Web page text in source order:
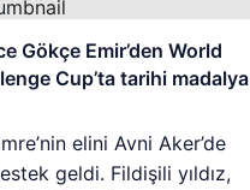
Gökçe Emir’den World
Cup’ta tarihi madalya
elini Avni Aker’de
geldi. Fildişili yıldız,